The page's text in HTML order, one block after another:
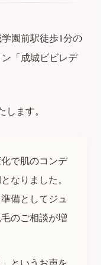
園前駅徒歩1分の
「成城ビビレデ
ます。
で肌のコンデ
なりました。
備としてジュ
のご相談が増
というお声を